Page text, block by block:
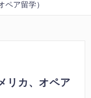
ア留学）
リカ、オペア